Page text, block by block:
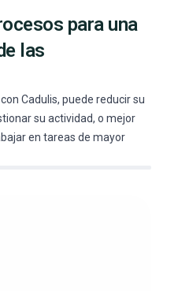
para una
las
Cadulis, puede reducir su
su actividad, o mejor
en tareas de mayor